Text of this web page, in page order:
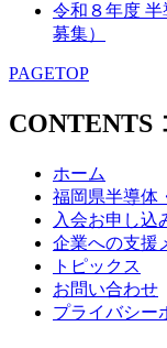
令和８年度
募集）
PAGETOP
CONTENTS
ホーム
福岡県半導体
入会お申し込
企業への支援
トピックス
お問い合わせ
プライバシー